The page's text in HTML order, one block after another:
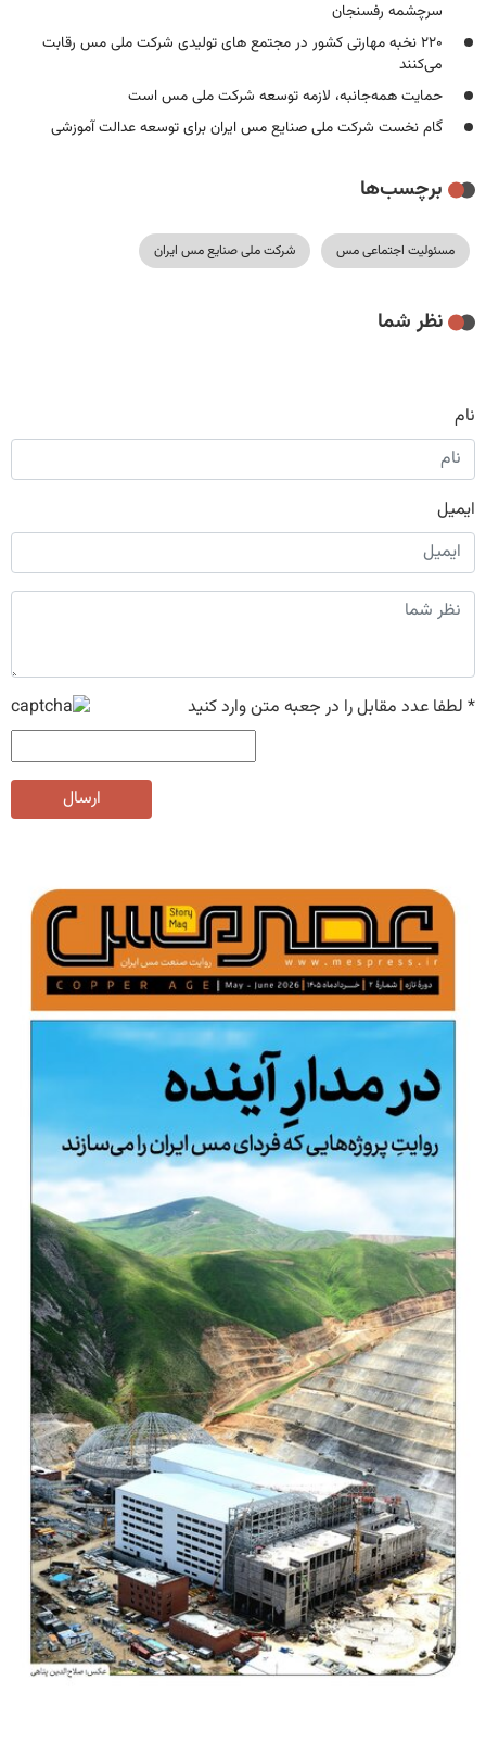
سرچشمه رفسنجان
۲۲۰ نخبه مهارتی کشور در مجتمع های تولیدی شرکت ملی مس رقابت
می‌کنند
حمایت همه‌جانبه، لازمه توسعه شرکت ملی مس است
گام نخست شرکت ملی صنایع مس ایران برای توسعه عدالت آموزشی
برچسب‌ها
مسئولیت اجتماعی مس شرکت ملی صنایع مس ایران
نظر شما
نام
ایمیل
* لطفا عدد مقابل را در جعبه متن وارد کنید
ارسال